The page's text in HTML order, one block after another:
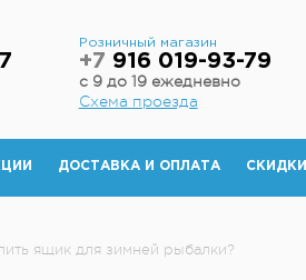
Розничный магазин
+7 916 019-93-79
с 9 до 19 ежедневно
Схема проезда
ДОСТАВКА И ОПЛАТА СКИДКИ
ящик для зимней рыбалки?